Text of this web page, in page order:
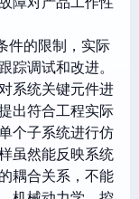
件的限制，实际
踪调试和改进。
系统关键元件进
出符合工程实际
个子系统进行仿
虽然能反映系统
耦合关系，不能